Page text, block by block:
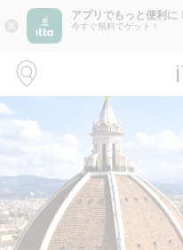
close
アプリでもっと便利に！
今すぐ無料でゲット！